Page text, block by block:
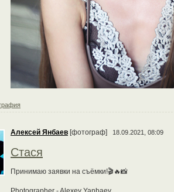
Алексей Янбаев [фотограф] 18.09.2021, 08:09
Стася
Принимаю заявки на съёмки!🎬🔥📸